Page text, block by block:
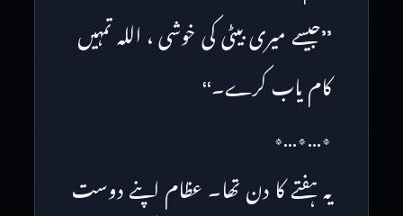
’’جیسے میری بیٹی کی خوشی ، اللہ تمہیں
کام یاب کرے۔‘‘
٭…٭…٭
یہ ہفتے کا دن تھا۔ عظام اپنے دوست